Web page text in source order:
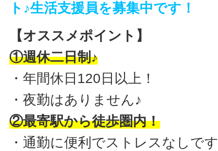
ト♪生活支援員を募集中です！
【オススメポイント】
①週休二日制♪
・年間休日120日以上！
・夜勤はありません♪
②最寄駅から徒歩圏内！
・通勤に便利でストレスなしで